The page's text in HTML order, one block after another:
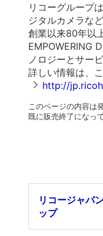
リコーグループ
ジタルカメラな
創業以来80年以
EMPOWERING
ノロジーとサー
詳しい情報は、
http://
このページの内容は
既に販売終了になっ
リコージャパ
ップ